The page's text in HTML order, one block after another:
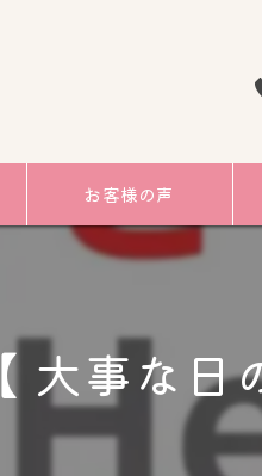
お客様の声
【 大事な日